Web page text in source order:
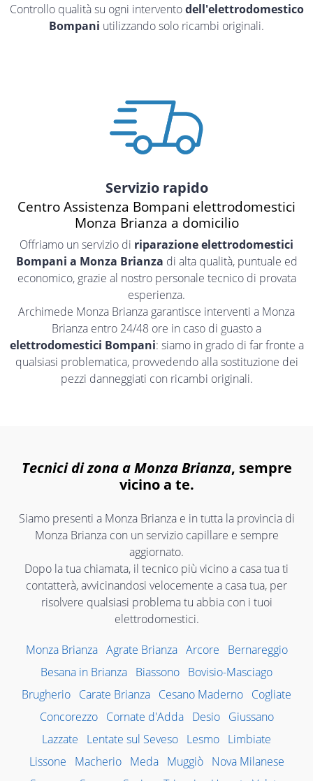
Controllo qualità su ogni interventodell'elettrodomestico
Bompani utilizzando solo ricambi originali.
Servizio rapido
Centro Assistenza Bompani elettrodomestici
Monza Brianza a domicilio
Offriamo un servizio di riparazione elettrodomestici
Bompani a Monza Brianza di alta qualità, puntuale ed
economico, grazie al nostro personale tecnico di provata
esperienza.
Archimede Monza Brianza garantisce interventi a Monza
Brianza entro 24/48 ore in caso di guasto a
elettrodomestici Bompani: siamo in grado di far fronte a
qualsiasi problematica, provvedendo alla sostituzione dei
pezzi danneggiati con ricambi originali.
Tecnici di zona a Monza Brianza, sempre
vicino a te.
Siamo presenti a Monza Brianza e in tutta la provincia di
Monza Brianza con un servizio capillare e sempre
aggiornato.
Dopo la tua chiamata, il tecnico più vicino a casa tua ti
contatterà, avvicinandosi velocemente a casa tua, per
risolvere qualsiasi problema tu abbia con i tuoi
elettrodomestici.
Monza Brianza Agrate Brianza Arcore
Bernareggio
Besana in Brianza Biassono Bovisio-Masciago
Brugherio Carate Brianza Cesano Maderno Cogliate
Concorezzo
Cornate d'Adda Desio
Giussano
Lazzate
Lentate sul Seveso Lesmo Limbiate
Lissone
Macherio Meda Muggiò
Nova Milanese